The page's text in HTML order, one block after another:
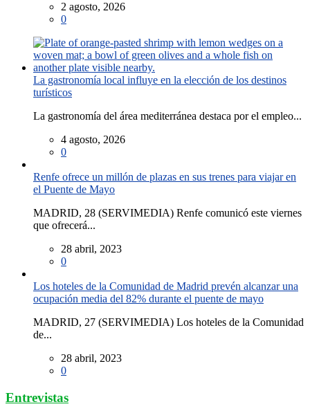
2 agosto, 2026
0
La gastronomía local influye en la elección de los destinos
turísticos
La gastronomía del área mediterránea destaca por el empleo...
4 agosto, 2026
0
Renfe ofrece un millón de plazas en sus trenes para viajar en
el Puente de Mayo
MADRID, 28 (SERVIMEDIA) Renfe comunicó este viernes
que ofrecerá...
28 abril, 2023
0
Los hoteles de la Comunidad de Madrid prevén alcanzar una
ocupación media del 82% durante el puente de mayo
MADRID, 27 (SERVIMEDIA) Los hoteles de la Comunidad
de...
28 abril, 2023
0
Entrevistas